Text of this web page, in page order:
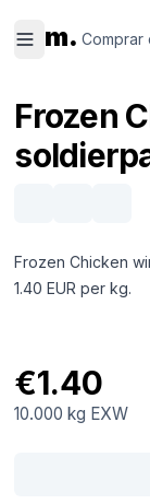
m. Comprar
Frozen
Frozen Chicken
1.40 EUR per kg.
€1.40
10.000 kg EXW